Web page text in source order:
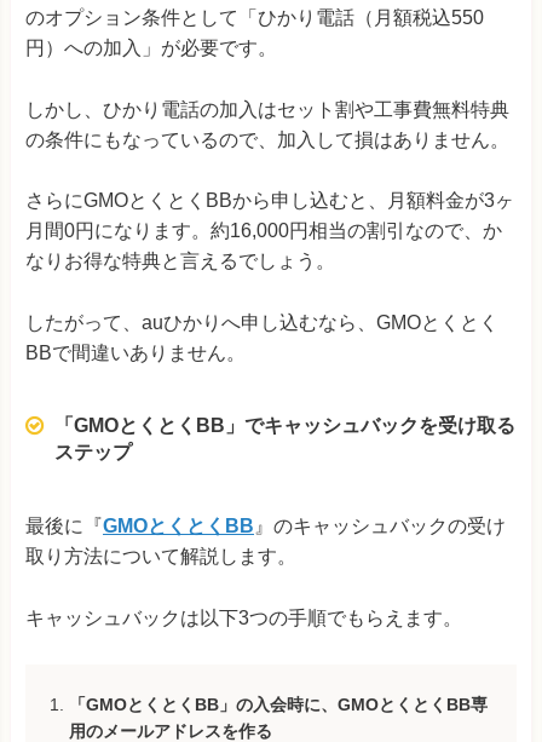
のオプション条件として「ひかり電話（月額税込550
円）への加入」が必要です。
しかし、ひかり電話の加入はセット割や工事費無料特典
の条件にもなっているので、加入して損はありません。
さらにGMOとくとくBBから申し込むと、月額料金が3ヶ
月間0円になります。約16,000円相当の割引なので、か
なりお得な特典と言えるでしょう。
したがって、auひかりへ申し込むなら、GMOとくとく
BBで間違いありません。
「GMOとくとくBB」でキャッシュバックを受け取る
ステップ
最後に『GMOとくとくBB』のキャッシュバックの受け
取り方法について解説します。
キャッシュバックは以下3つの手順でもらえます。
「GMOとくとくBB」の入会時に、GMOとくとくBB専
用のメールアドレスを作る